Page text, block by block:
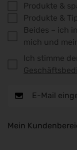
Produkte &
Produkte &
Beides – ich
mich und
Ich stimme
Mein